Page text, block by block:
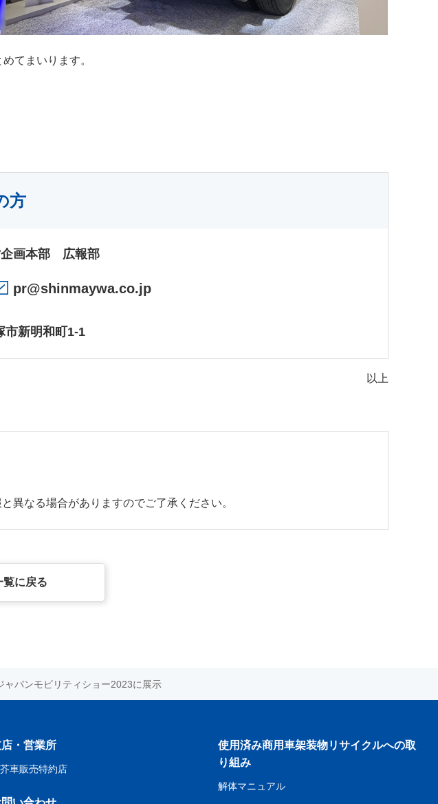
てまいります。
方
画本部 広報部
pr@shinmaywa.co.jp
市新明和町1-1
以上
異なる場合がありますのでご了承ください。
に戻る
ャパンモビリティショー2023に展示
・営業所
車販売特約店
使用済み商用車架装物リサイクルへの取
り組み
解体マニュアル